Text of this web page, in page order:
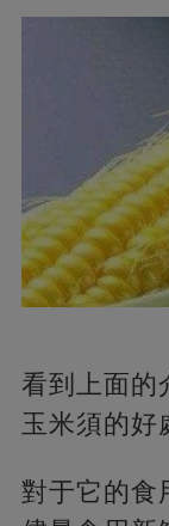
看到上面的
玉米須的好
對于它的食